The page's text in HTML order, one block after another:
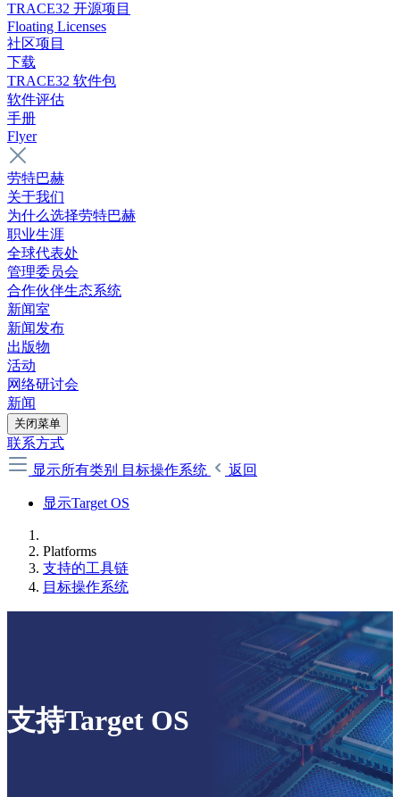
TRACE32 开源项目
Floating Licenses
社区项目
下载
TRACE32 软件包
软件评估
手册
Flyer
劳特巴赫
关于我们
为什么选择劳特巴赫
职业生涯
全球代表处
管理委员会
合作伙伴生态系统
新闻室
新闻发布
出版物
活动
网络研讨会
新闻
关闭菜单
联系方式
显示所有类别
目标操作系统 返回
显示Target OS
Platforms
支持的工具链
目标操作系统
支持Target OS